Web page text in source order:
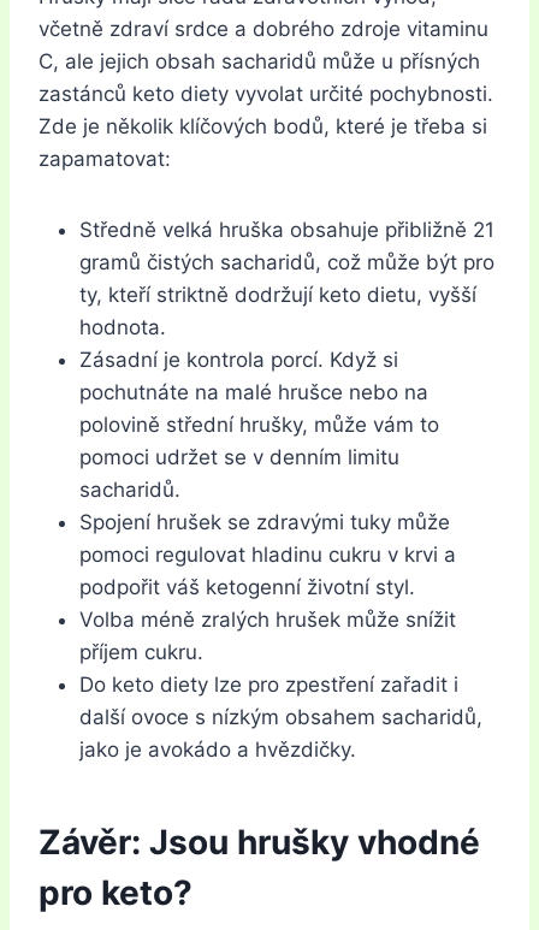
včetně zdraví srdce a dobrého zdroje vitaminu
C, ale jejich obsah sacharidů může u přísných
zastánců keto diety vyvolat určité pochybnosti.
Zde je několik klíčových bodů, které je třeba si
zapamatovat:
Středně velká hruška obsahuje přibližně 21
gramů čistých sacharidů, což může být pro
ty, kteří striktně dodržují keto dietu, vyšší
hodnota.
Zásadní je kontrola porcí. Když si
pochutnáte na malé hrušce nebo na
polovině střední hrušky, může vám to
pomoci udržet se v denním limitu
sacharidů.
Spojení hrušek se zdravými tuky může
pomoci regulovat hladinu cukru v krvi a
podpořit váš ketogenní životní styl.
Volba méně zralých hrušek může snížit
příjem cukru.
Do keto diety lze pro zpestření zařadit i
další ovoce s nízkým obsahem sacharidů,
jako je avokádo a hvězdičky.
Závěr: Jsou hrušky vhodné
pro keto?